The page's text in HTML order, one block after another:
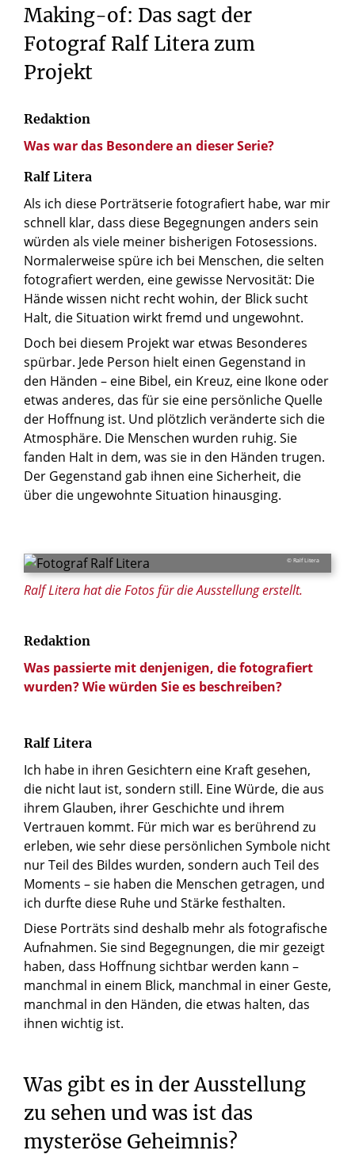
Making-of: Das sagt der
Fotograf Ralf Litera zum
Projekt
Redaktion
Was war das Besondere an dieser Serie?
Ralf Litera
Als ich diese Porträtserie fotografiert habe, war mir
schnell klar, dass diese Begegnungen anders sein
würden als viele meiner bisherigen Fotosessions.
Normalerweise spüre ich bei Menschen, die selten
fotografiert werden, eine gewisse Nervosität: Die
Hände wissen nicht recht wohin, der Blick sucht
Halt, die Situation wirkt fremd und ungewohnt.
Doch bei diesem Projekt war etwas Besonderes
spürbar. Jede Person hielt einen Gegenstand in
den Händen – eine Bibel, ein Kreuz, eine Ikone oder
etwas anderes, das für sie eine persönliche Quelle
der Hoffnung ist. Und plötzlich veränderte sich die
Atmosphäre. Die Menschen wurden ruhig. Sie
fanden Halt in dem, was sie in den Händen trugen.
Der Gegenstand gab ihnen eine Sicherheit, die
über die ungewohnte Situation hinausging.
© Ralf Litera
Ralf Litera hat die Fotos für die Ausstellung erstellt.
Redaktion
Was passierte mit denjenigen, die fotografiert
wurden? Wie würden Sie es beschreiben?
Ralf Litera
Ich habe in ihren Gesichtern eine Kraft gesehen,
die nicht laut ist, sondern still. Eine Würde, die aus
ihrem Glauben, ihrer Geschichte und ihrem
Vertrauen kommt. Für mich war es berührend zu
erleben, wie sehr diese persönlichen Symbole nicht
nur Teil des Bildes wurden, sondern auch Teil des
Moments – sie haben die Menschen getragen, und
ich durfte diese Ruhe und Stärke festhalten.
Diese Porträts sind deshalb mehr als fotografische
Aufnahmen. Sie sind Begegnungen, die mir gezeigt
haben, dass Hoffnung sichtbar werden kann –
manchmal in einem Blick, manchmal in einer Geste,
manchmal in den Händen, die etwas halten, das
ihnen wichtig ist.
Was gibt es in derAusstellung
zu sehen und was ist das
mysteröse Geheimnis?